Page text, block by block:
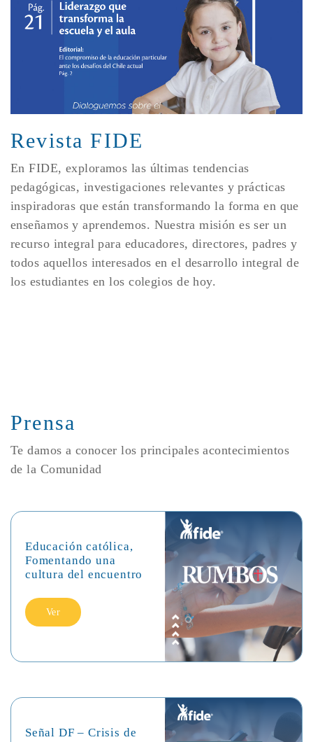
Revista FIDE
En FIDE, exploramos las últimas tendencias
pedagógicas, investigaciones relevantes y prácticas
inspiradoras que están transformando la forma en que
enseñamos y aprendemos. Nuestra misión es ser un
recurso integral para educadores, directores, padres y
todos aquellos interesados en el desarrollo integral de
los estudiantes en los colegios de hoy.
Prensa
Te damos a conocer los principales acontecimientos
de la Comunidad
Educación católica,
Fomentando una
cultura del encuentro
Ver
Señal DF – Crisis de